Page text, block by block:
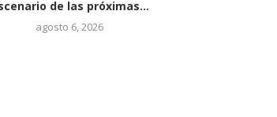
de las próximas...
agosto 6, 2026